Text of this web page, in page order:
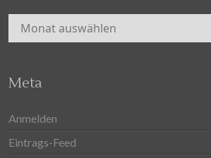
Archiv
Meta
Anmelden
Eintrags-Feed